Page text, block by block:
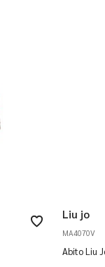
Liu jo
MA4070V
Abito Liu